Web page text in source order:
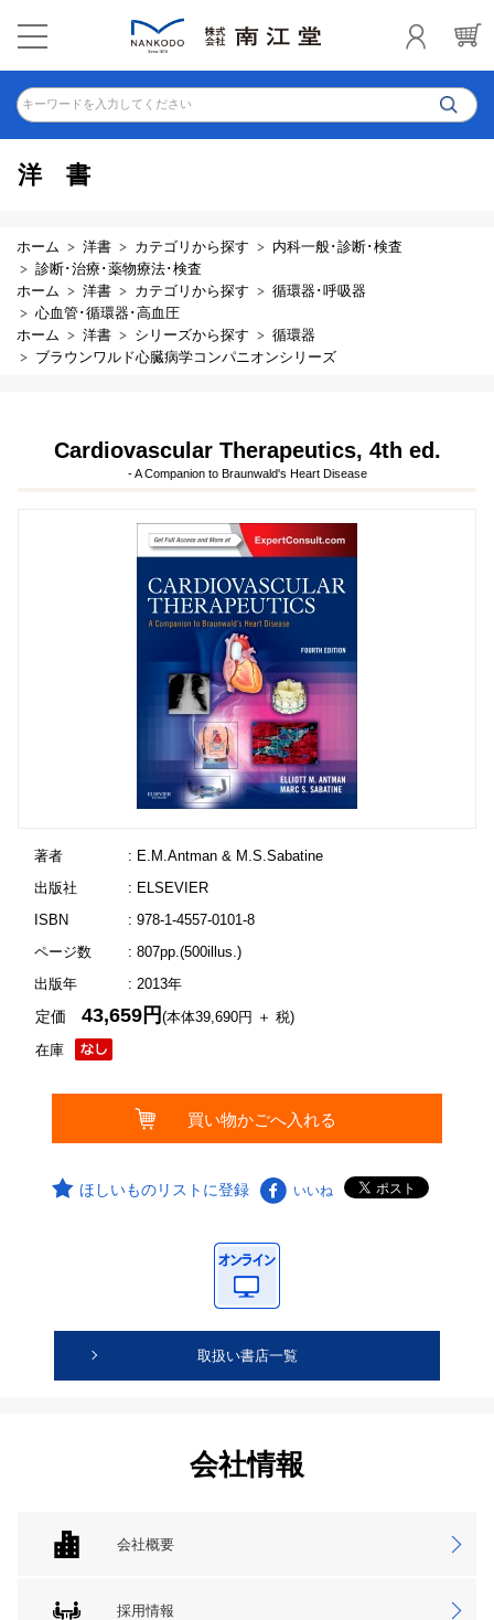
キーワードを入力してください
洋書
ホーム 洋書 カテゴリから探す
内科一般･診断･検査
診断･治療･薬物療法･検査
ホーム
洋書 カテゴリから探す
循環器･呼吸器
心血管･循環器･高血圧
ホーム
洋書 シリーズから探す
循環器
ブラウンワルド心臓病学コンパニオンシリーズ
Cardiovascular Therapeutics, 4th ed.
- A Companion to Braunwald's Heart Disease
著者
: E.M.Antman & M.S.Sabatine
出版社
: ELSEVIER
ISBN
: 978-1-4557-0101-8
ページ数
: 807pp.(500illus.)
出版年
: 2013年
在庫
定価43,659円(本体39,690円 ＋ 税)
ほしいものリストに登録 いいね
取扱い書店一覧
会社情報
会社概要
採用情報